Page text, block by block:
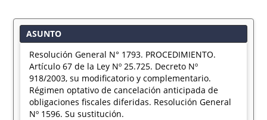
ASUNTO
Resolución General N° 1793. PROCEDIMIENTO.
Artículo 67 de la Ley Nº 25.725. Decreto Nº
918/2003, su modificatorio y complementario.
Régimen optativo de cancelación anticipada de
obligaciones fiscales diferidas. Resolución General
Nº 1596. Su sustitución.